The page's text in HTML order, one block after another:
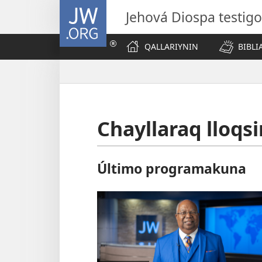
JW.ORG
Jehová Diospa
QALLARIYNIN
Chayllaraq
Último programakuna